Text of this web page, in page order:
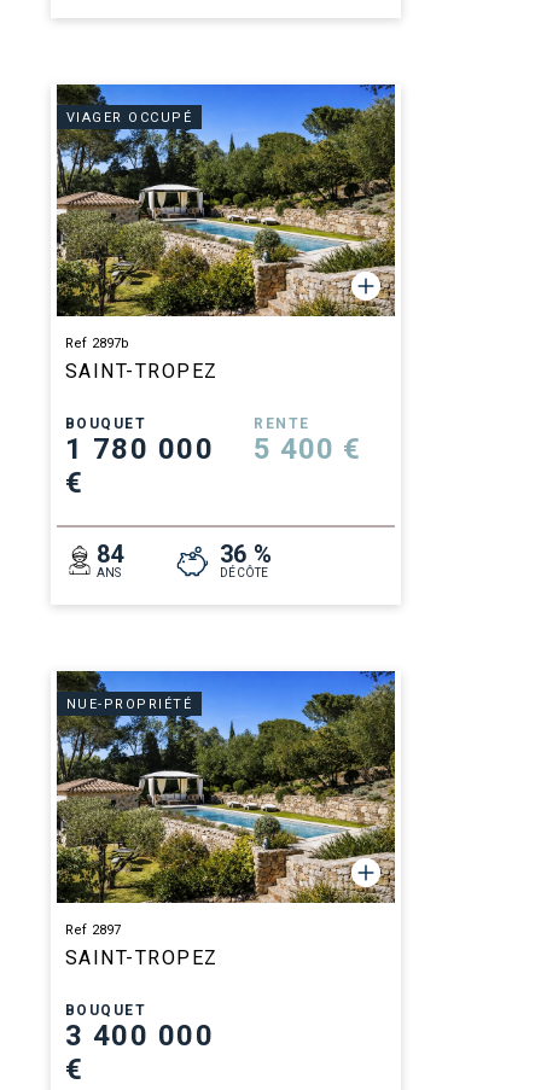
VIAGER OCCUPÉ
Ref 2897b
SAINT-TROPEZ
BOUQUET
1 780 000
€
RENTE
5 400 €
84
ANS
36 %
DÉCÔTE
NUE-PROPRIÉTÉ
Ref 2897
SAINT-TROPEZ
BOUQUET
3 400 000
€